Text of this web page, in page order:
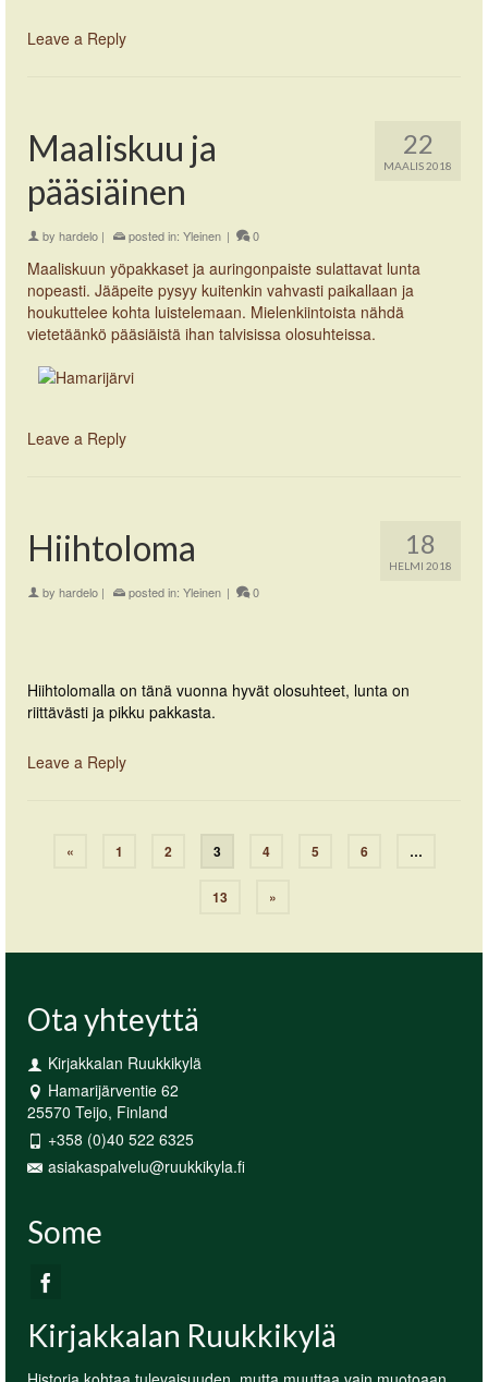
Leave a Reply
22
MAALIS 2018
Maaliskuu ja
pääsiäinen
by hardelo | posted in: Yleinen | 0
Maaliskuun yöpakkaset ja auringonpaiste sulattavat lunta
nopeasti. Jääpeite pysyy kuitenkin vahvasti paikallaan ja
houkuttelee kohta luistelemaan. Mielenkiintoista nähdä
vietetäänkö pääsiäistä ihan talvisissa olosuhteissa.
Leave a Reply
18
HELMI 2018
Hiihtoloma
by hardelo | posted in: Yleinen | 0
Hiihtolomalla on tänä vuonna hyvät olosuhteet, lunta on
riittävästi ja pikku pakkasta.
Leave a Reply
« 1 2 3 4 5 6 …
13 »
Ota yhteyttä
Kirjakkalan Ruukkikylä
Hamarijärventie 62
25570 Teijo, Finland
+358 (0)40 522 6325
asiakaspalvelu@ruukkikyla.fi
Some
Kirjakkalan Ruukkikylä